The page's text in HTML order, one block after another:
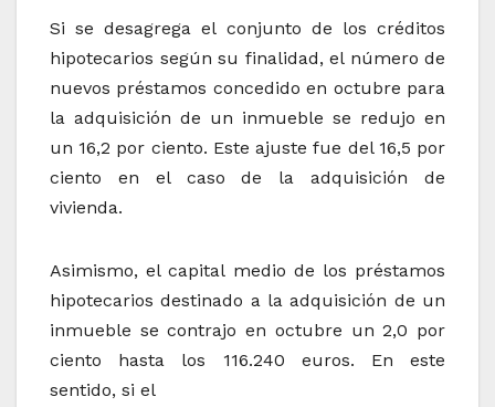
Si se desagrega el conjunto de los créditos
hipotecarios según su finalidad, el número de
nuevos préstamos concedido en octubre para
la adquisición de un inmueble se redujo en
un 16,2 por ciento. Este ajuste fue del 16,5 por
ciento en el caso de la adquisición de
vivienda.
Asimismo, el capital medio de los préstamos
hipotecarios destinado a la adquisición de un
inmueble se contrajo en octubre un 2,0 por
ciento hasta los 116.240 euros. En este
sentido, si el